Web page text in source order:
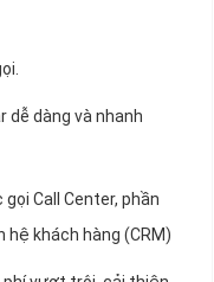
dễ dàng và nhanh
Call Center, phần
hệ khách hàng (CRM)